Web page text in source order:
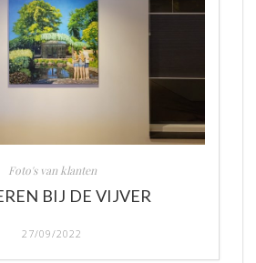
Foto's van klanten
BIJ DE VIJVER
27/09/2022